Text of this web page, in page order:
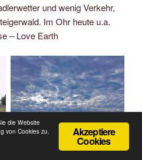
und wenig Verkehr,
Im Ohr heute u.a.
– Love Earth
Akzeptiere
Cookies
die Website
von Cookies zu.